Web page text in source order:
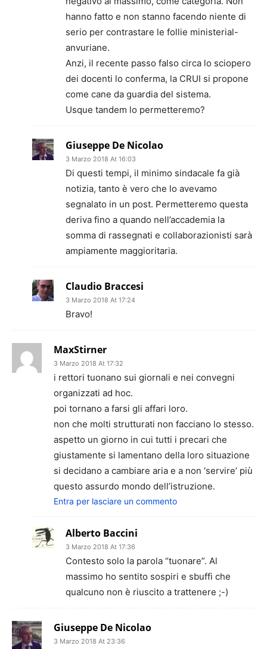
hanno fatto e non stanno facendo niente di
serio per contrastare le follie ministerial-
anvuriane.
Anzi, il recente passo falso circa lo sciopero
dei docenti lo conferma, la CRUI si propone
come cane da guardia del sistema.
Usque tandem lo permetteremo?
Giuseppe De Nicolao
3 Marzo 2018 At 16:03
Di questi tempi, il minimo sindacale fa già
notizia, tanto è vero che lo avevamo
segnalato in un post. Permetteremo questa
deriva fino a quando nell’accademia la
somma di rassegnati e collaborazionisti sarà
ampiamente maggioritaria.
Claudio Braccesi
3 Marzo 2018 At 17:24
Bravo!
MaxStirner
3 Marzo 2018 At 17:32
i rettori tuonano sui giornali e nei convegni
organizzati ad hoc.
poi tornano a farsi gli affari loro.
non che molti strutturati non facciano lo stesso.
aspetto un giorno in cui tutti i precari che
giustamente si lamentano della loro situazione
si decidano a cambiare aria e a non ‘servire’ più
questo assurdo mondo dell’istruzione.
Entra per lasciare un commento
Alberto Baccini
3 Marzo 2018 At 17:36
Contesto solo la parola “tuonare”. Al
massimo ho sentito sospiri e sbuffi che
qualcuno non è riuscito a trattenere ;-)
Giuseppe De Nicolao
3 Marzo 2018 At 23:36